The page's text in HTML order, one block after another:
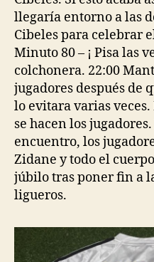
llegaría entorno a las
Cibeles para celebrar
Minuto 80 – ¡ Pisa las
colchonera. 22:00
jugadores después de
lo evitara varias
se hacen los
encuentro, los
Zidane y todo el
júbilo tras poner fin a
ligueros.